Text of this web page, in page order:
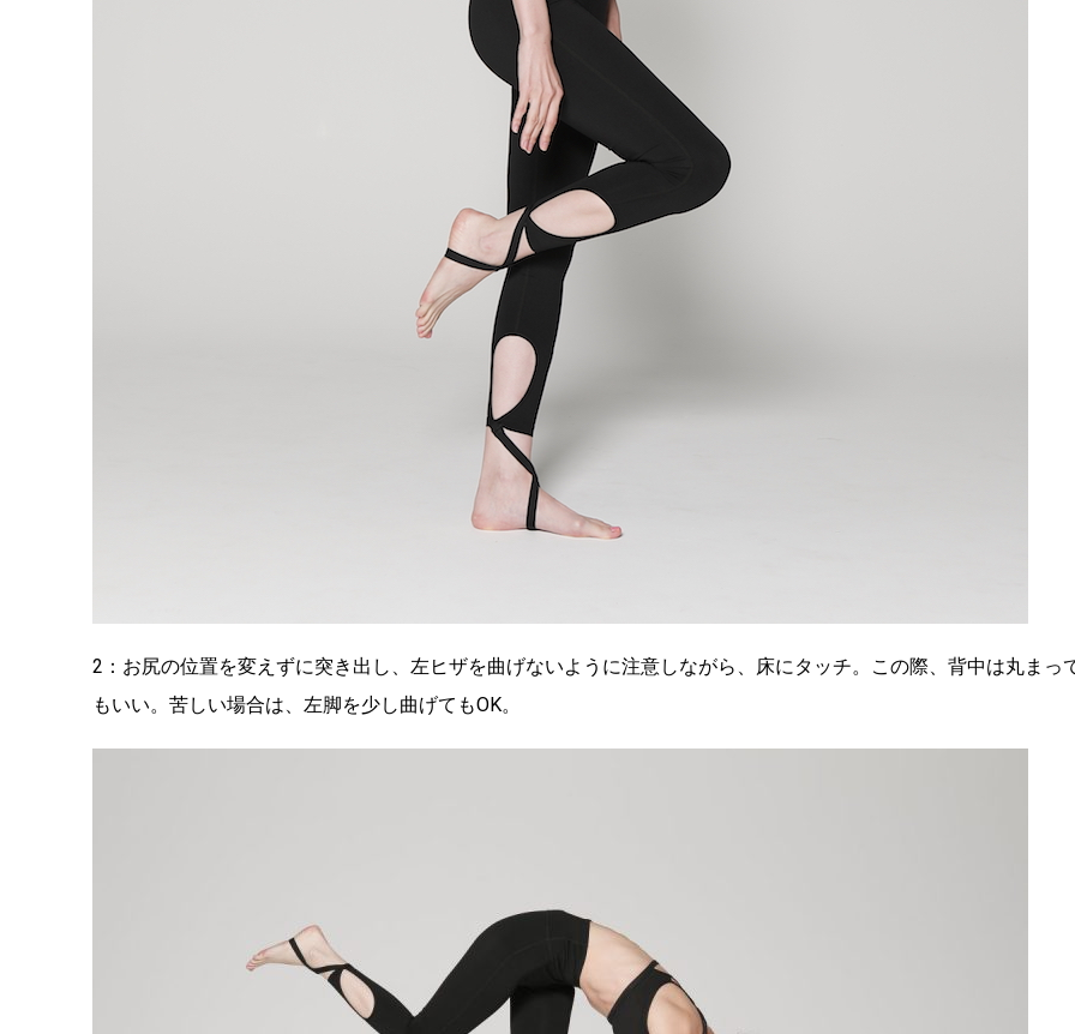
2：お尻の位置を変えずに突き出し、左ヒザを曲げないように注意しながら、床にタッチ。この際、背中は丸まっ
もいい。苦しい場合は、左脚を少し曲げてもOK。